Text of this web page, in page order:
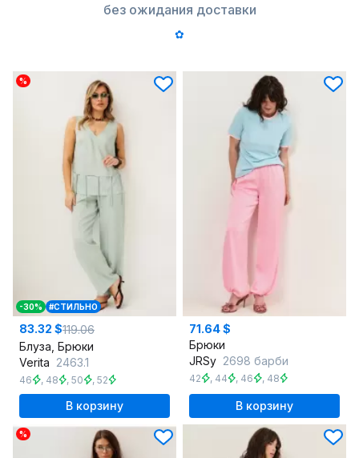
без ожидания доставки
✿
%
-30% #СТИЛЬНО
83.32 $119.06
Блуза, Брюки
Verita 2463.1
46 , 48 , 50 , 52
В корзину
71.64 $
Брюки
JRSy 2698 барби
42 , 44 , 46 , 48
В корзину
%